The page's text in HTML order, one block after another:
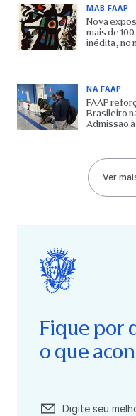
MAB FAAP
Nova
mais de
inédita, no
NA FAAP
FAAP
Brasileiro
Admissão
Ver
Fique por
o que